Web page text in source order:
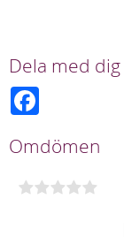
Dela med dig
b
o
k
Omdömen